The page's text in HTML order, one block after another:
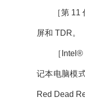
［第 11 代
屏和 TDR。
［Intel®
记本电脑模
Red Dead